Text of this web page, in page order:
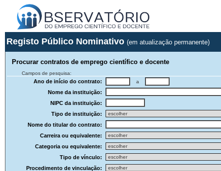
Registo Público Nominativo (em atualização permanente)
Procurar contratos de emprego científico e docente
Campos de pesquisa:
Ano de início do contrato: a
Nome da instituição:
NIPC da instituição:
Tipo de instituição:
Nome do titular do contrato:
Carreira ou equivalente:
Categoria ou equivalente:
Tipo de vínculo:
Procedimento de vinculação: